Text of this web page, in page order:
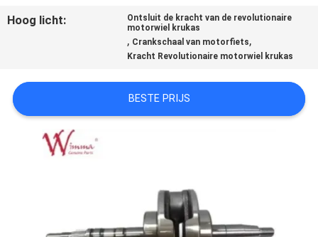
SITEMAP
Hoog licht:
Ontsluit de kracht van de revolutionaire
motorwiel krukas
, Crankschaal van motorfiets,
Kracht Revolutionaire motorwiel krukas
BESTE PRIJS